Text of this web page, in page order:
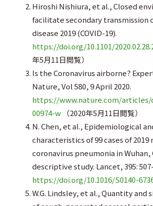
Hiroshi Nishiura, et al., Closed
facilitate secondary transmission
disease 2019 (COVID-19).
https://doi.org/10.1101/
年5月11日閲覧）
Is the Coronavirus airborne?
Nature, Vol 580, 9 April 2020.
https://www.nature.com/articles/
00974-w （2020年5月11日閲覧）
N. Chen, et al., Epidemiological
characteristics of 99 cases of 2019
coronavirus pneumonia in Wuhan,
descriptive study. Lancet, 395:
https://doi.org/10.1016/S0140-
W.G. Lindsley, et al., Quantity and